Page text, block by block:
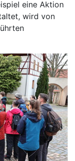
eine Aktion
wird von